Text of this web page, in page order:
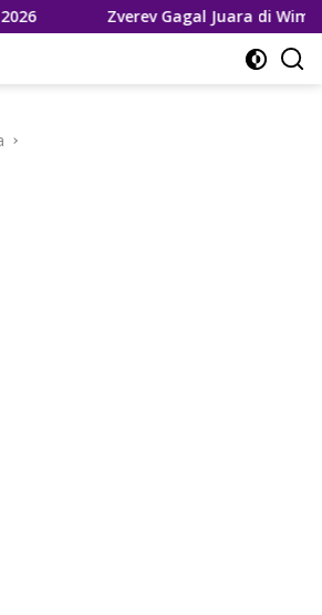
Zverev Gagal Juara di Wimbledon 2026,